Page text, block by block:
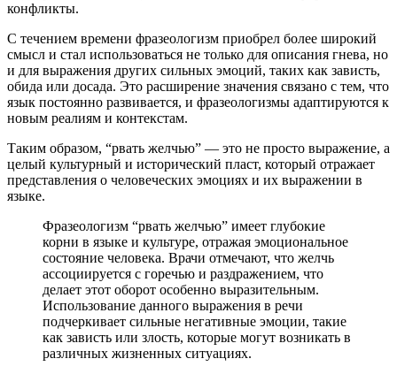
конфликты.
С течением времени фразеологизм приобрел более широкий
смысл и стал использоваться не только для описания гнева, но
и для выражения других сильных эмоций, таких как зависть,
обида или досада. Это расширение значения связано с тем, что
язык постоянно развивается, и фразеологизмы адаптируются к
новым реалиям и контекстам.
Таким образом, “рвать желчью” — это не просто выражение, а
целый культурный и исторический пласт, который отражает
представления о человеческих эмоциях и их выражении в
языке.
Фразеологизм “рвать желчью” имеет глубокие
корни в языке и культуре, отражая эмоциональное
состояние человека. Врачи отмечают, что желчь
ассоциируется с горечью и раздражением, что
делает этот оборот особенно выразительным.
Использование данного выражения в речи
подчеркивает сильные негативные эмоции, такие
как зависть или злость, которые могут возникать в
различных жизненных ситуациях.